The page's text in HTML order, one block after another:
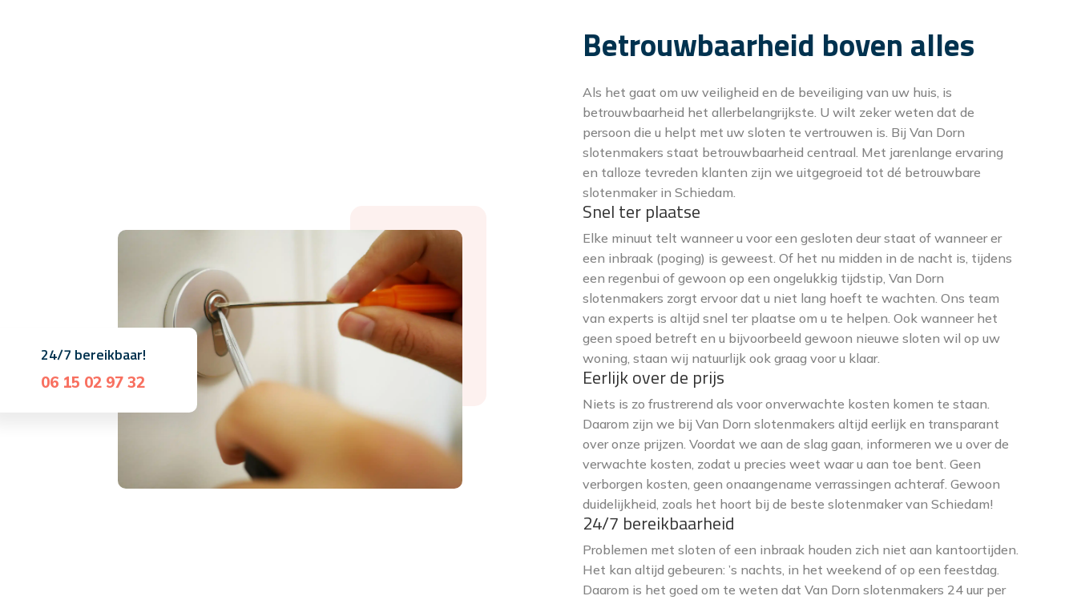
24/7 bereikbaar!
06 15 02 97 32
Betrouwbaarheid boven alles
Als het gaat om uw veiligheid en de beveiliging van uw huis, is
betrouwbaarheid het allerbelangrijkste. U wilt zeker weten dat de
persoon die u helpt met uw sloten te vertrouwen is. Bij Van Dorn
slotenmakers staat betrouwbaarheid centraal. Met jarenlange ervaring
en talloze tevreden klanten zijn we uitgegroeid tot dé betrouwbare
slotenmaker in Schiedam.
Snel ter plaatse
Elke minuut telt wanneer u voor een gesloten deur staat of wanneer er
een inbraak (poging) is geweest. Of het nu midden in de nacht is, tijdens
een regenbui of gewoon op een ongelukkig tijdstip, Van Dorn
slotenmakers zorgt ervoor dat u niet lang hoeft te wachten. Ons team
van experts is altijd snel ter plaatse om u te helpen. Ook wanneer het
geen spoed betreft en u bijvoorbeeld gewoon nieuwe sloten wil op uw
woning, staan wij natuurlijk ook graag voor u klaar.
Eerlijk over de prijs
Niets is zo frustrerend als voor onverwachte kosten komen te staan.
Daarom zijn we bij Van Dorn slotenmakers altijd eerlijk en transparant
over onze prijzen. Voordat we aan de slag gaan, informeren we u over de
verwachte kosten, zodat u precies weet waar u aan toe bent. Geen
verborgen kosten, geen onaangename verrassingen achteraf. Gewoon
duidelijkheid, zoals het hoort bij de beste slotenmaker van Schiedam!
24/7 bereikbaarheid
Problemen met sloten of een inbraak houden zich niet aan kantoortijden.
Het kan altijd gebeuren: ’s nachts, in het weekend of op een feestdag.
Daarom is het goed om te weten dat Van Dorn slotenmakers 24 uur per